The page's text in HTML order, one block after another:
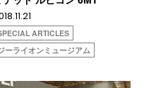
ARTICLES
ーライオンミュージアム